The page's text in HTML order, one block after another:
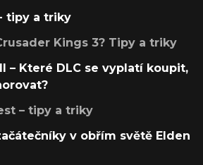
tipy a triky
Kings 3? Tipy a triky
– Které DLC se vyplatí koupit,
– tipy a triky
v obřím světě Elden